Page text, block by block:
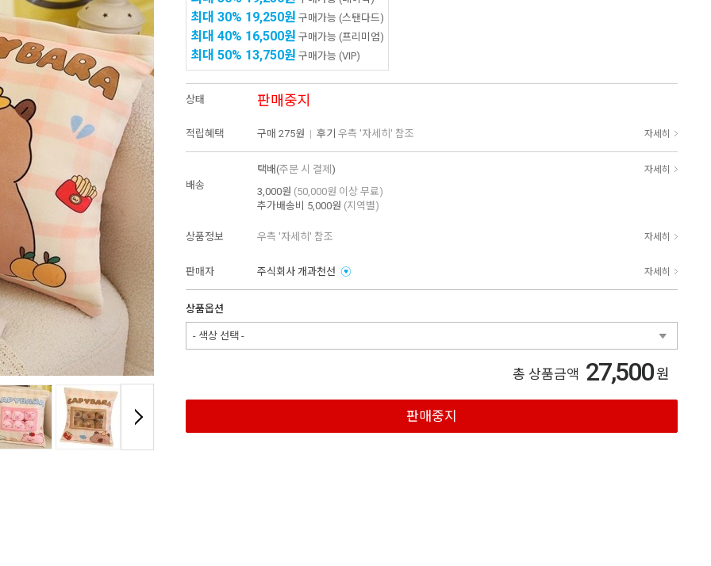
최대 30% 19,250원 구매가능 (스탠다드)
최대 40% 16,500원 구매가능 (프리미엄)
최대 50% 13,750원 구매가능 (VIP)
상태 판매중지
적립혜택 구매 275원 | 후기 우측 '자세히' 참조 자세히
배송
택배(주문 시 결제 ) 자세히
3,000원 (50,000원 이상 무료)
추가배송비
5,000원 (지역별)
상품정보 우측 '자세히' 참조 자세히
판매자 주식회사 개과천선 자세히
상품옵션
- 색상 선택 -
총 상품금액 27,500원
판매중지